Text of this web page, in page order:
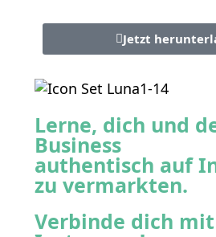
Jetzt
Lerne, dich und
Business
authentisch auf
zu vermarkten.
Verbinde dich